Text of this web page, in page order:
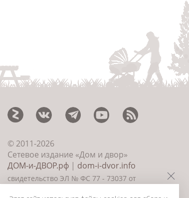
© 2011-2026
Сетевое издание «Дом и двор»
ДОМ-и-ДВОР.рф| dom-i-dvor.info
свидетельство ЭЛ № ФС 77 - 73037 от